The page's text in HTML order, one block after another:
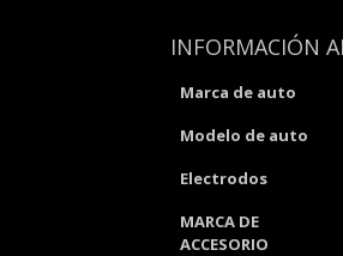
INFORMACIÓN
Marca de auto
Modelo de auto
Electrodos
MARCA DE
ACCESORIO